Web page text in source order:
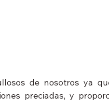
de nosotros ya
preciadas, y